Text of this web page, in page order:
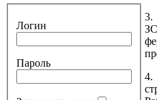
Логин
Пароль
3.
4.